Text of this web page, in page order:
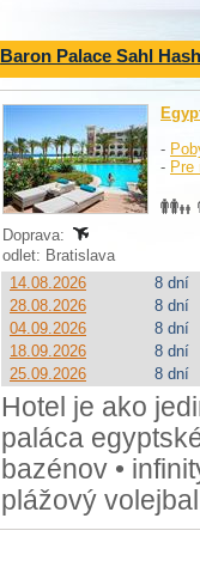
Baron Palace Sahl
-
- Pre
Doprava:
odlet: Bratislava
14.08.2026
8 dní
28.08.2026
8 dní
04.09.2026
8 dní
18.09.2026
8 dní
25.09.2026
8 dní
Hotel je ako
paláca
bazénov •
plážový